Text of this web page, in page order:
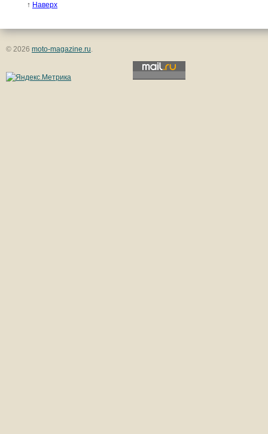
↑ Наверх
© 2026 moto-magazine.ru.